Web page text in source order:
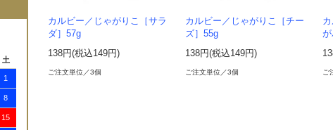
カルビー／じゃがりこ［サラ
ダ］57g
138円(税込149円)
ご注文単位／3個
カルビー／じゃがりこ［チー
ズ］55g
138円(税込149円)
ご注文単位／3個
が
ご
土
1
8
15